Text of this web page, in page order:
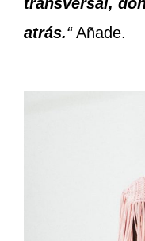
atrás.“Añade.